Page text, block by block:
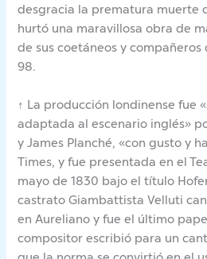
desgracia la prematura muerte
hurtó una maravillosa obra de
de sus coetáneos y
98.
↑ La producción londinense fue
adaptada al escenario inglés»
y James Planché, «con gusto y
Times, y fue presentada en el
mayo de 1830 bajo el título
castrato Giambattista Velluti
en Aureliano y fue el último
compositor escribió para un